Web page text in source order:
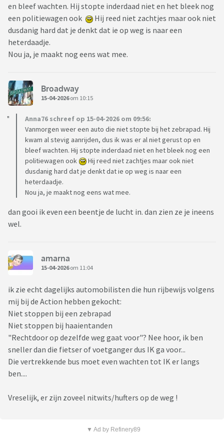
en bleef wachten. Hij stopte inderdaad niet en het bleek nog
een politiewagen ook
Hij reed niet zachtjes maar ook niet
dusdanig hard dat je denkt dat ie op weg is naar een
heterdaadje.
Nou ja, je maakt nog eens wat mee.
Broadway
15-04-2026om 10:15
Anna76 schreef op 15-04-2026 om 09:56:
Vanmorgen weer een auto die niet stopte bij het zebrapad. Hij
kwam al stevig aanrijden, dus ik was er al niet gerust op en
bleef wachten. Hij stopte inderdaad niet en het bleek nog een
politiewagen ook
Hij reed niet zachtjes maar ook niet
dusdanig hard dat je denkt dat ie op weg is naar een
heterdaadje.
Nou ja, je maakt nog eens wat mee.
dan gooi ik even een beentje de lucht in. dan zien ze je ineens
wel.
amarna
15-04-2026om 11:04
ik zie echt dagelijks automobilisten die hun rijbewijs volgens
mij bij de Action hebben gekocht:
Niet stoppen bij een zebrapad
Niet stoppen bij haaientanden
"Rechtdoor op dezelfde weg gaat voor"? Nee hoor, ik ben
sneller dan die fietser of voetganger dus IK ga voor...
Die vertrekkende bus moet even wachten tot IK er langs
ben....
Vreselijk, er zijn zoveel nitwits/hufters op de weg !
▼ Ad by Refinery89